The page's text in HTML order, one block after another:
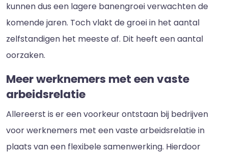
kunnen dus een lagere banengroei verwachten de
komende jaren. Toch vlakt de groei in het aantal
zelfstandigen het meeste af. Dit heeft een aantal
oorzaken.
Meer werknemers met een vaste
arbeidsrelatie
Allereerst is er een voorkeur ontstaan bij bedrijven
voor werknemers met een vaste arbeidsrelatie in
plaats van een flexibele samenwerking. Hierdoor